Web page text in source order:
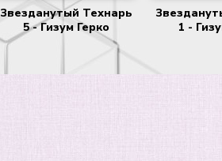
Звезданутый Технарь
5 - Гизум Герко
1 -